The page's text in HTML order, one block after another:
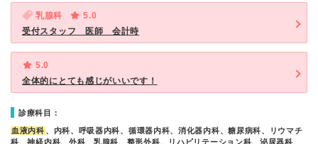
乳腺科
5.0
受付スタッフ 医師 会計時
5.0
全体的にとても感じがいいです！
診療科目：
血液内科 、内科、呼吸器内科、循環器内科、消化器内科、糖尿病科、リウマチ
科、神経内科、外科、乳腺科、整形外科、リハビリテーション科、泌尿器科、